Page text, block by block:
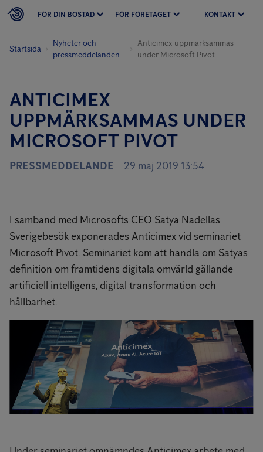
FÖR DIN BOSTAD FÖR FÖRETAGET KONTAKT
Startsida
Nyheter och
pressmeddelanden
Anticimex uppmärksammas
under Microsoft Pivot
ANTICIMEX
UPPMÄRKSAMMAS UNDER
MICROSOFT PIVOT
PRESSMEDDELANDE 29 maj 2019 13:54
I samband med Microsofts CEO Satya Nadellas
Sverigebesök exponerades Anticimex vid seminariet
Microsoft Pivot. Seminariet kom att handla om Satyas
definition om framtidens digitala omvärld gällande
artificiell intelligens, digital transformation och
hållbarhet.